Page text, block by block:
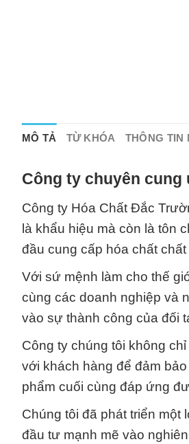
MÔ TẢ TỪ KHÓA THÔNG TIN
Công ty chuyên cung
Công ty Hóa Chất Đắc
là khẩu hiệu mà còn là tôn
đầu cung cấp hóa chất
Với sứ mệnh làm cho thế
cùng các doanh nghiệp và
vào sự thành công của đối
Công ty chúng tôi không
với khách hàng để đảm
phẩm cuối cùng đáp ứng
Chúng tôi đã phát triển
đầu tư mạnh mẽ vào